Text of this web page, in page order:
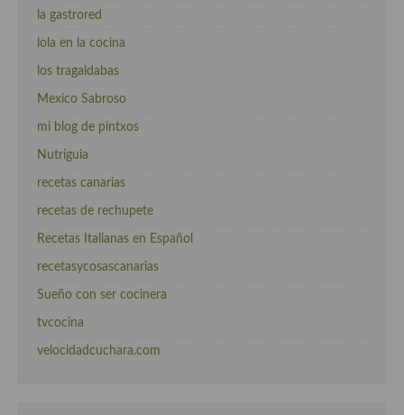
la gastrored
lola en la cocina
los tragaldabas
Mexico Sabroso
mi blog de pintxos
Nutriguia
recetas canarias
recetas de rechupete
Recetas Italianas en Español
recetasycosascanarias
Sueño con ser cocinera
tvcocina
velocidadcuchara.com